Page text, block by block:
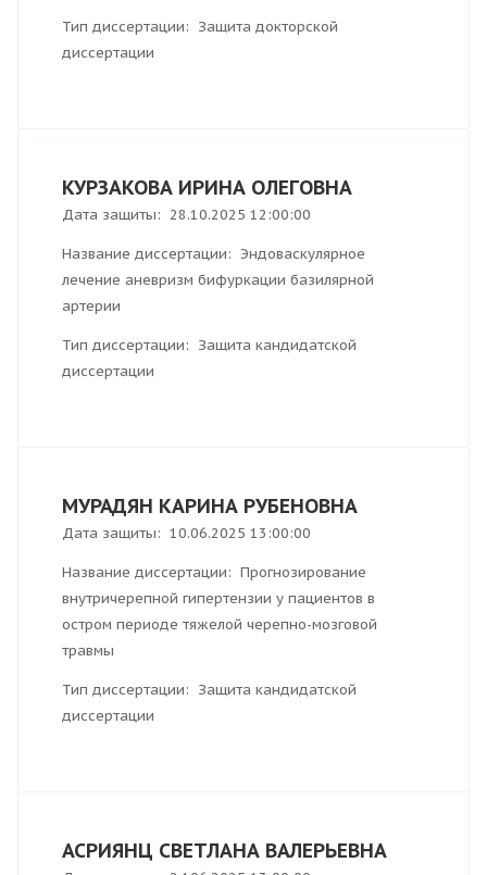
Тип диссертации: Защита докторской
диссертации
КУРЗАКОВА ИРИНА ОЛЕГОВНА
Дата защиты: 28.10.2025 12:00:00
Название диссертации: Эндоваскулярное
лечение аневризм бифуркации базилярной
артерии
Тип диссертации: Защита кандидатской
диссертации
МУРАДЯН КАРИНА РУБЕНОВНА
Дата защиты: 10.06.2025 13:00:00
Название диссертации: Прогнозирование
внутричерепной гипертензии у пациентов в
остром периоде тяжелой черепно-мозговой
травмы
Тип диссертации: Защита кандидатской
диссертации
АСРИЯНЦ СВЕТЛАНА ВАЛЕРЬЕВНА